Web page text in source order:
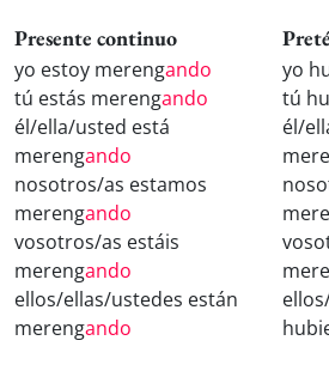
Presente continuo
yo estoy merengando
tú estás merengando
él/ella/usted está
merengando
nosotros/as estamos
merengando
vosotros/as estáis
merengando
ellos/ellas/ustedes están
merengando
yo
tú
él/